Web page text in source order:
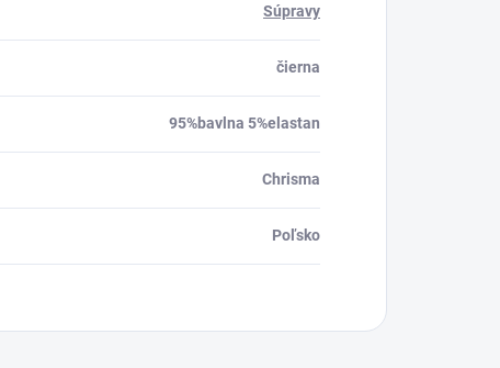
Súpravy
čierna
95%bavlna 5%elastan
Chrisma
Poľsko